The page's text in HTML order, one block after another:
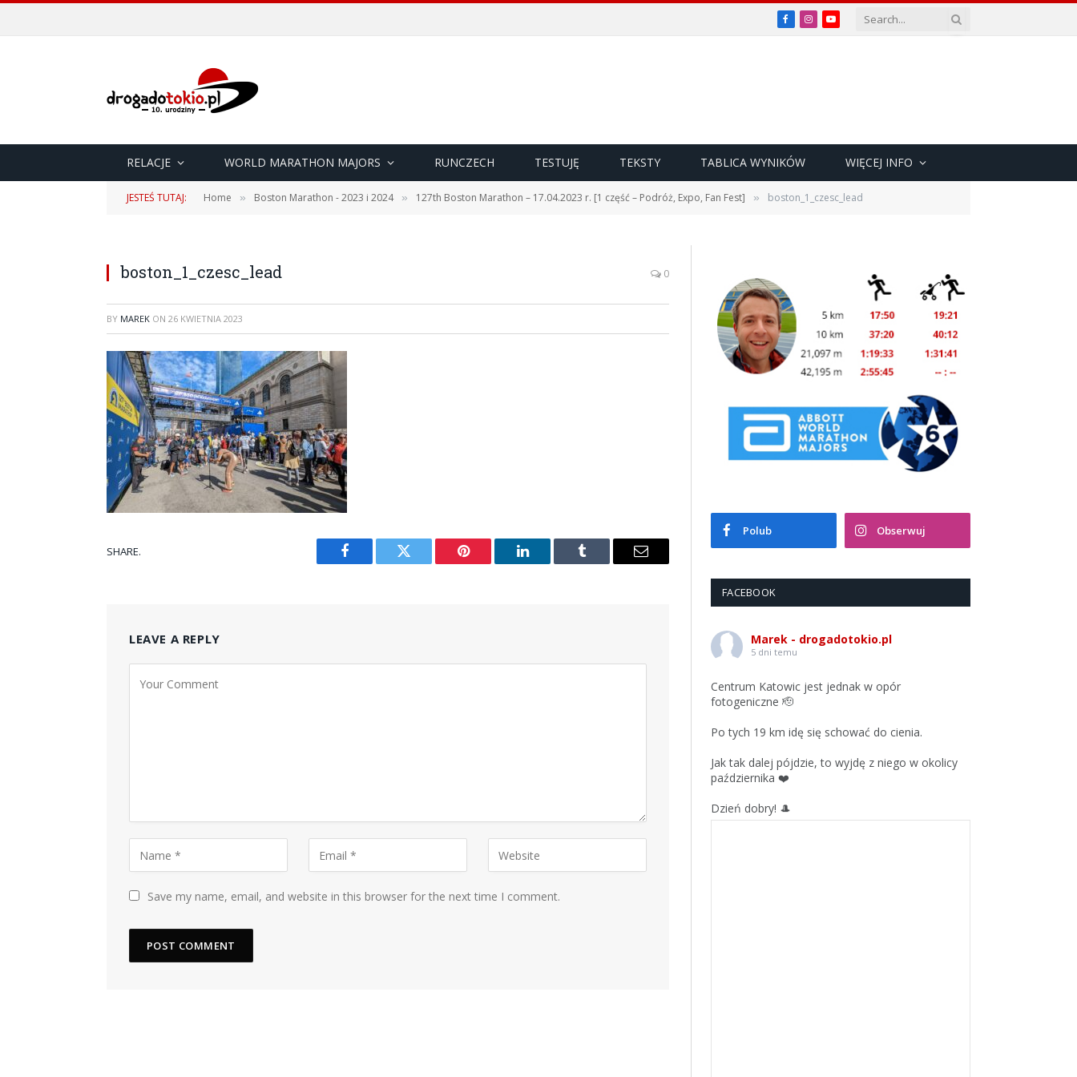
Facebook
InstagramYouTube
RELACJE WORLD MARATHON MAJORS RUNCZECH TESTUJĘ TEKSTY TABLICA WYNIKÓW WIĘCEJ INFO
JESTEŚ TUTAJ: Home » Boston Marathon - 2023 i 2024 » 127th Boston Marathon – 17.04.2023 r. [1 część – Podróż, Expo, Fan Fest] » boston_1_czesc_lead
boston_1_czesc_lead 0
BY MAREK ON 26 KWIETNIA 2023
SHARE.
Facebook Twitter Pinterest LinkedIn Tumblr Email
LEAVE A REPLY
Save my name, email, and website in this browser for the next time I comment.
Polub Obserwuj
FACEBOOK
Marek - drogadotokio.pl
5 dni temu
Centrum Katowic jest jednak w opór
fotogeniczne 🫡
Po tych 19 km idę się schować do cienia.
Jak tak dalej pójdzie, to wyjdę z niego w okolicy
października ❤️
Dzień dobry! 🎩